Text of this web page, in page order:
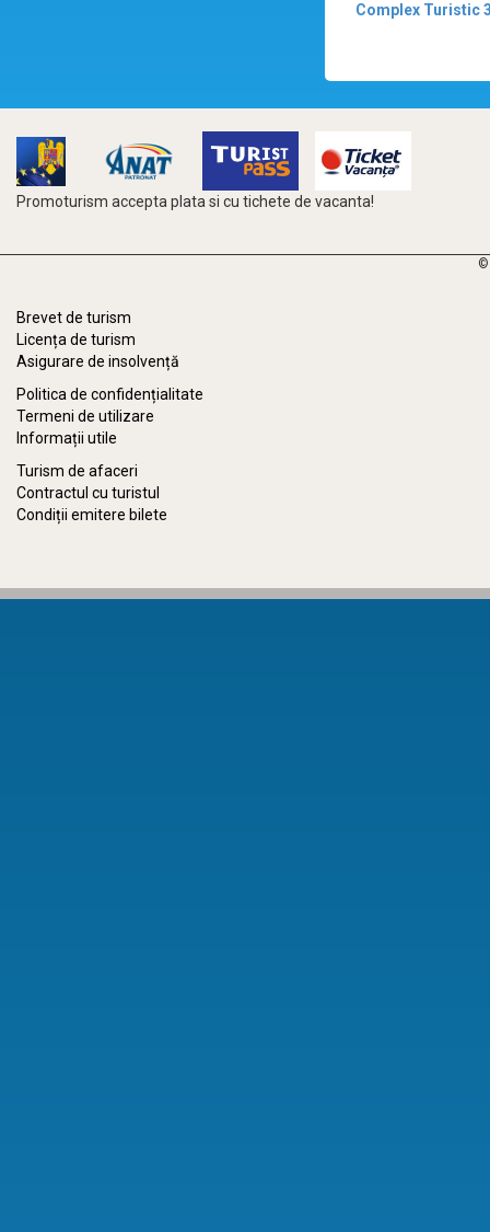
Complex Turistic
Promoturism accepta plata si cu tichete de vacanta!
©
Brevet de turism
Licența de turism
Asigurare de insolvență
Politica de confidențialitate
Termeni de utilizare
Informații utile
Turism de afaceri
Contractul cu turistul
Condiții emitere bilete